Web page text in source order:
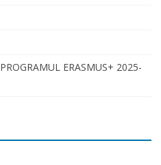
ERASMUS+ 2025-